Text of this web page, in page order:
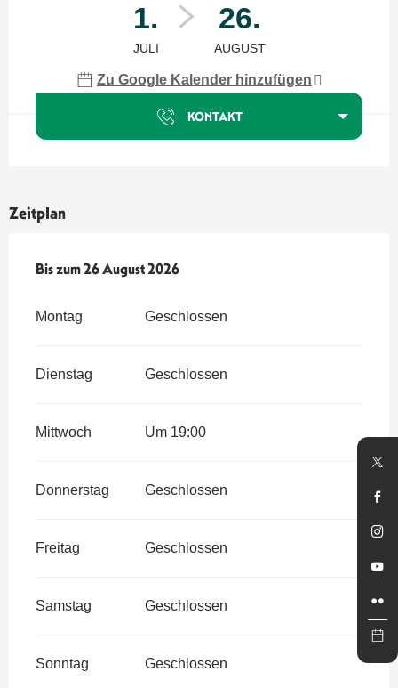
1.
JULI
26.
AUGUST
Zu Google Kalender hinzufügen
KONTAKT
Zeitplan
vom1 Juli 2026bis zum26 August 2026
Bis zum26 August 2026
Montag Geschlossen
Dienstag Geschlossen
Mittwoch Um 19:00
Donnerstag Geschlossen
Freitag Geschlossen
Samstag Geschlossen
Sonntag Geschlossen